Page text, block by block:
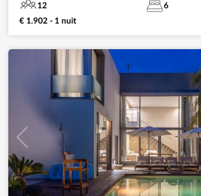
12 6
€ 1.902 - 1 nuit